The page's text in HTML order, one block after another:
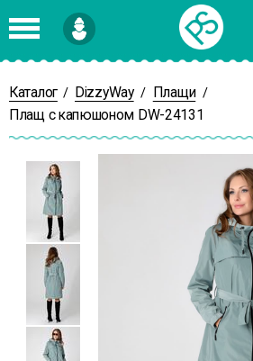
Войти
Каталог / DizzyWay / Плащи /
Плащ с капюшоном DW-24131